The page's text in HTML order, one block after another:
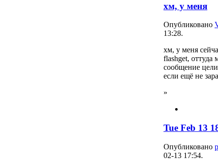
хм, у меня
Опубликовано
13:28.
хм, у меня
flashget, оттуда
сообщение
если ещё не
»
Tue Feb 13
Опубликовано
02-13 17:54.